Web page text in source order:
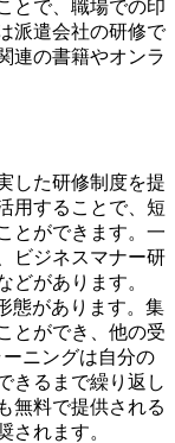
とで、職場での印
派遣会社の研修で
連の書籍やオンラ
した研修制度を提
用することで、短
とができます。一
ビジネスマナー研
どがあります。
態があります。集
とができ、他の受
ニングは自分の
きるまで繰り返し
無料で提供される
されます。